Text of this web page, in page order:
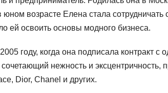
возрасте Елена стала сотрудничать
ей освоить основы модного бизнеса.
году, когда она подписала контракт с
нежность и эксцентричность,
Dior, Chanel и других.